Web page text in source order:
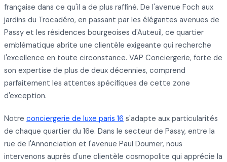
française dans ce qu'il a de plus raffiné. De l'avenue Foch aux
jardins du Trocadéro, en passant par les élégantes avenues de
Passy et les résidences bourgeoises d'Auteuil, ce quartier
emblématique abrite une clientèle exigeante qui recherche
l'excellence en toute circonstance. VAP Conciergerie, forte de
son expertise de plus de deux décennies, comprend
parfaitement les attentes spécifiques de cette zone
d'exception.
Notre conciergerie de luxe paris 16 s'adapte aux particularités
de chaque quartier du 16e. Dans le secteur de Passy, entre la
rue de l'Annonciation et l'avenue Paul Doumer, nous
intervenons auprès d'une clientèle cosmopolite qui apprécie la